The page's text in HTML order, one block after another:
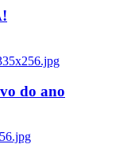
do ano